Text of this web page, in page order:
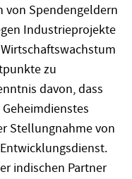
von Spendengeldern
Industrieprojekte
zu
davon, dass
Stellungnahme von
indischen Partner